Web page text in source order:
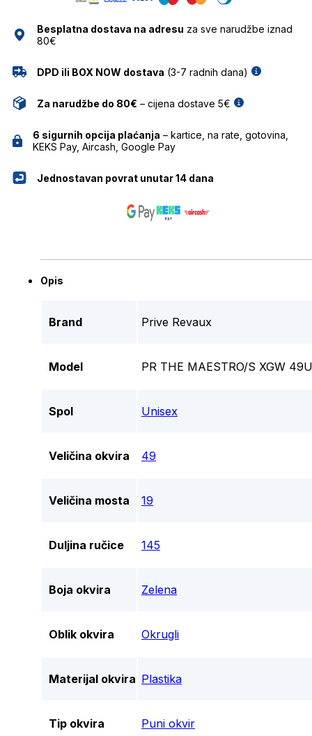
Besplatna dostava na adresu za sve narudžbe iznad
80€
DPD ili BOX NOW dostava (3-7 radnih dana)
Za narudžbe do 80€ – cijena dostave 5€
6 sigurnih opcija plaćanja – kartice, na rate, gotovina,
KEKS Pay, Aircash, Google Pay
Jednostavan povrat unutar 14 dana
Opis
Brand Prive Revaux
Model PR THE MAESTRO/S XGW
Spol Unisex
Veličina okvira 49
Veličina mosta 19
Duljina ručice 145
Boja okvira Zelena
Oblik okvira Okrugli
Materijal okvira Plastika
Tip okvira Puni okvir